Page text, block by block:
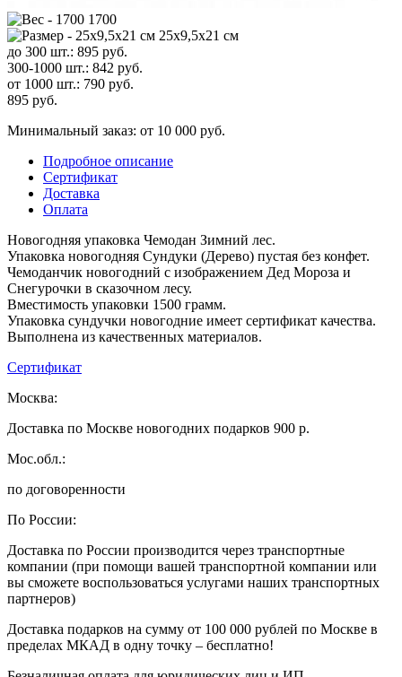
1700
25х9,5х21 см
до 300 шт.: 895 руб.
300-1000 шт.: 842 руб.
от 1000 шт.: 790 руб.
895 руб.
Минимальный заказ: от 10 000 руб.
Подробное описание
Сертификат
Доставка
Оплата
Новогодняя упаковка Чемодан Зимний лес.
Упаковка новогодняя Сундуки (Дерево) пустая без конфет.
Чемоданчик новогодний с изображением Дед Мороза и
Снегурочки в сказочном лесу.
Вместимость упаковки 1500 грамм.
Упаковка сундучки новогодние имеет сертификат качества.
Выполнена из качественных материалов.
Сертификат
Москва:
Доставка по Москве новогодних подарков 900 р.
Мос.обл.:
по договоренности
По России:
Доставка по России производится через транспортные
компании (при помощи вашей транспортной компании или
вы сможете воспользоваться услугами наших транспортных
партнеров)
Доставка подарков на сумму от 100 000 рублей по Москве в
пределах МКАД в одну точку – бесплатно!